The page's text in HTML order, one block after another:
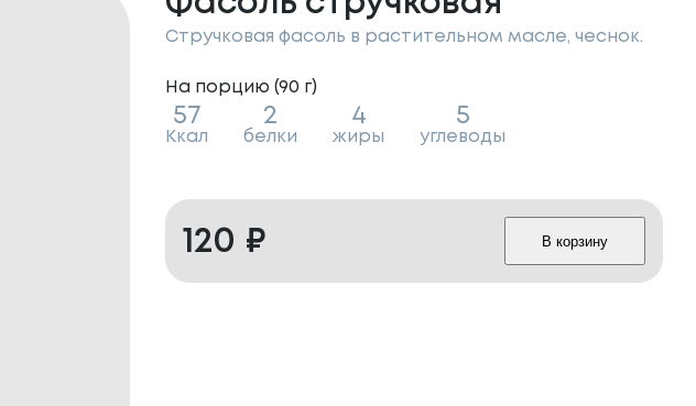
Стручковая фасоль в растительном масле, чеснок.
На порцию (90 г)
57
Ккал
2
белки
4
жиры
5
углеводы
120 ₽ В корзину